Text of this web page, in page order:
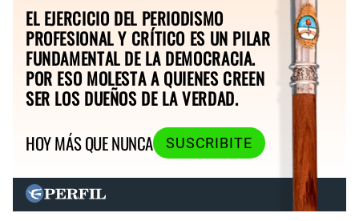
EL EJERCICIO DEL PERIODISMO
PROFESIONAL Y CRÍTICO ES UN PILAR
FUNDAMENTAL DE LA DEMOCRACIA.
POR ESO MOLESTA A QUIENES CREEN
SER LOS DUEÑOS DE LA VERDAD.
HOY MÁS QUE NUNCA
SUSCRIBITE